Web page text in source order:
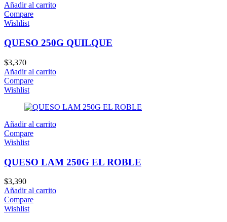
Añadir al carrito
Compare
Wishlist
QUESO 250G QUILQUE
$3,370
Añadir al carrito
Compare
Wishlist
Añadir al carrito
Compare
Wishlist
QUESO LAM 250G EL ROBLE
$3,390
Añadir al carrito
Compare
Wishlist